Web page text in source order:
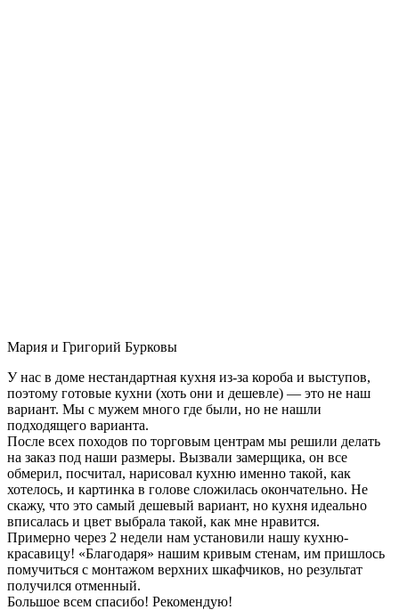
Мария и Григорий Бурковы
У нас в доме нестандартная кухня из-за короба и выступов,
поэтому готовые кухни (хоть они и дешевле) — это не наш
вариант. Мы с мужем много где были, но не нашли
подходящего варианта.
После всех походов по торговым центрам мы решили делать
на заказ под наши размеры. Вызвали замерщика, он все
обмерил, посчитал, нарисовал кухню именно такой, как
хотелось, и картинка в голове сложилась окончательно. Не
скажу, что это самый дешевый вариант, но кухня идеально
вписалась и цвет выбрала такой, как мне нравится.
Примерно через 2 недели нам установили нашу кухню-
красавицу! «Благодаря» нашим кривым стенам, им пришлось
помучиться с монтажом верхних шкафчиков, но результат
получился отменный.
Большое всем спасибо! Рекомендую!